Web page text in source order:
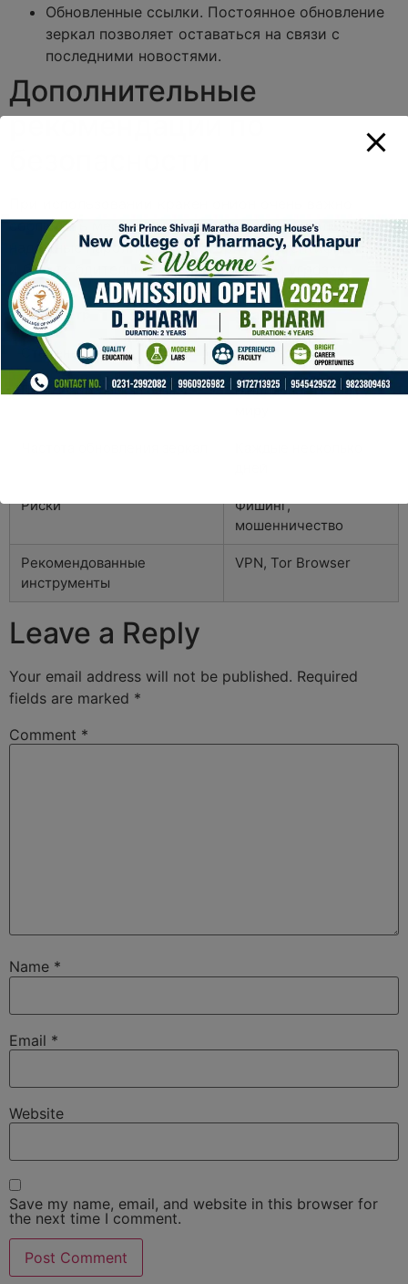
Обновленные ссылки. Постоянное обновление
зеркал позволяет оставаться на связи с
последними новостями.
Дополнительные
рекомендации по
соблюдать меры предосторожности. Используйте
надежные пароли, двухфакторную аутентификацию
и будьте бдительны к потенциальным угрозам.
Параметр Значение
Степень анонимности Высокая
Пользовательская база
Миллионы по всему
Риски
Фишинг,
мошенничество
Рекомендованные
инструменты
VPN, Tor Browser
Leave a Reply
Your email address will not be published. Required
fields are marked *
Comment *
Name *
Email *
Website
Save my name, email, and website in this browser for
the next time I comment.